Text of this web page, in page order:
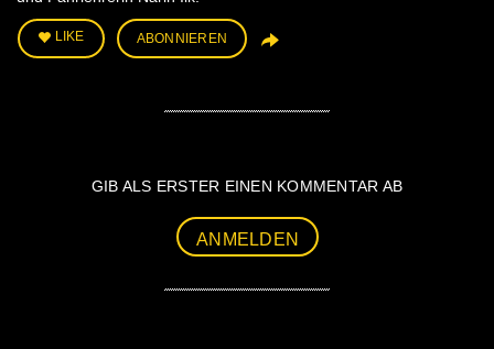
LIKE ABONNIEREN
GIB ALS ERSTER EINEN KOMMENTAR AB
ANMELDEN